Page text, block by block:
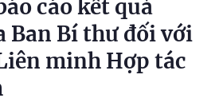
cáo kết quả
Ban Bí thư đối với
minh Hợp tác